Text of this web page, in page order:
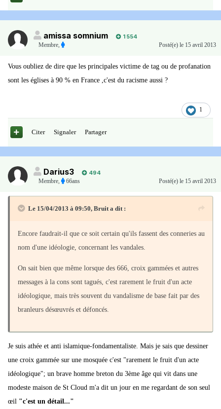
amissa somnium
1 554
Membre, Posté(e) le 15 avril 2013
Vous oubliez de dire que les principales victime de tag ou de profanation
sont les églises à 90 % en France ,c'est du racisme aussi ?
1
Citer Signaler Partager
Darius3
494
Membre
66ans Posté(e) le 15 avril 2013
Le 15/04/2013 à 09:50, Bruit a dit :
Encore faudrait-il que ce soit certain qu'ils fassent des conneries au
nom d'une idéologie, concernant les vandales.
On sait bien que même lorsque des 666, croix gammées et autres
messages à la cons sont tagués, c'est rarement le fruit d'un acte
idéologique, mais très souvent du vandalisme de base fait par des
branleurs désœuvrés et défoncés.
Je suis athée et anti islamique-fondamentaliste. Mais je sais que dessiner
une croix gammée sur une mosquée c'est "rarement le fruit d'un acte
idéologique"; un brave homme breton du 3ème âge qui vit dans une
modeste maison de St Cloud m'a dit un jour en me regardant de son seul
œil "c'est un détail..."